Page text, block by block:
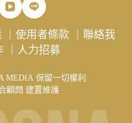
｜使用者條款 ｜聯絡我
｜ 人力招募
MEDIA 保留一切權利
顧問 建置維護